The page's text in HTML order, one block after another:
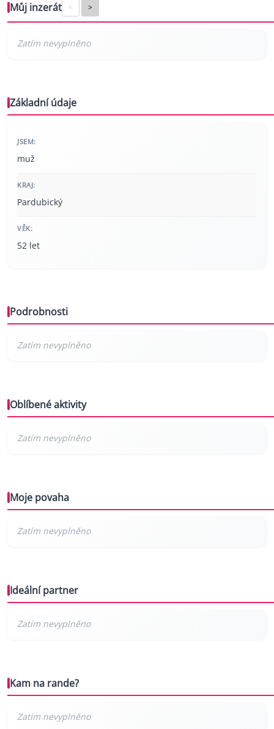
Můj inzerát < >
Základní údaje
JSEM:
muž
KRAJ:
Pardubický
VĚK:
52 let
Podrobnosti
Oblíbené aktivity
Moje povaha
Ideální partner
Kam na rande?